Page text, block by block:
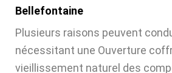
Bellefontaine
Plusieurs raisons peuvent
nécessitant une Ouverture
vieillissement naturel des